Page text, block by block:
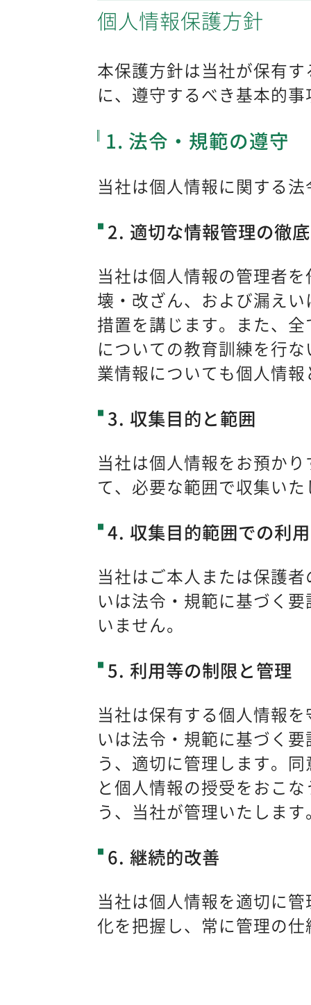
個人情報保護方針
本保護方針は当社が保有
に、遵守するべき基本的
1. 法令・規範の遵守
当社は個人情報に関する
2. 適切な情報管理の徹底
当社は個人情報の管理者
壊・改ざん、および漏え
措置を講じます。また、
についての教育訓練を行
業情報についても個人情
3. 収集目的と範囲
当社は個人情報をお預か
て、必要な範囲で収集い
4. 収集目的範囲での利用
当社はご本人または保護
いは法令・規範に基づく
いません。
5. 利用等の制限と管理
当社は保有する個人情報
いは法令・規範に基づく
う、適切に管理します。
と個人情報の授受をおこ
う、当社が管理いたします
6. 継続的改善
当社は個人情報を適切に
化を把握し、常に管理の